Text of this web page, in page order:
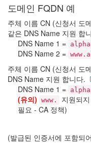
도메인 FQDN 예
주체 이름 CN (신청서 도
같은 DNS Name 지원 합
DNS Name 1 =
DNS Name 2 =
주체 이름 CN (신청서 도
DNS Name 지원 합니다.
DNS Name 1 =
(유의) www.
지원되
필요 - CA 정책)
(발급된 인증서에 포함되